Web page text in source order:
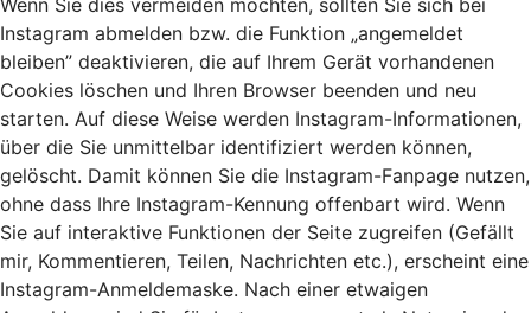
Wenn Sie dies vermeiden möchten, sollten Sie sich bei
Instagram abmelden bzw. die Funktion „angemeldet
bleiben” deaktivieren, die auf Ihrem Gerät vorhandenen
Cookies löschen und Ihren Browser beenden und neu
starten. Auf diese Weise werden Instagram-Informationen,
über die Sie unmittelbar identifiziert werden können,
gelöscht. Damit können Sie die Instagram-Fanpage nutzen,
ohne dass Ihre Instagram-Kennung offenbart wird. Wenn
Sie auf interaktive Funktionen der Seite zugreifen (Gefällt
mir, Kommentieren, Teilen, Nachrichten etc.), erscheint eine
Instagram-Anmeldemaske. Nach einer etwaigen